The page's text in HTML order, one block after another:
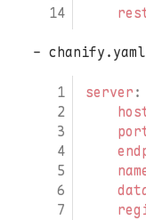
chanify.yaml
server :